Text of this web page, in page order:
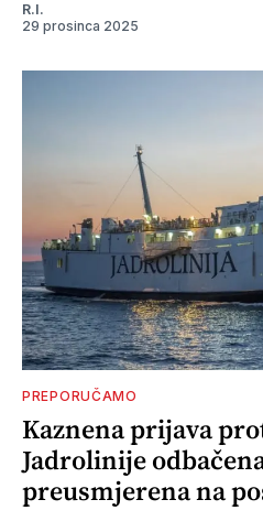
R.I.
29 prosinca 2025
PREPORUČAMO
Kaznena prijava
Jadrolinije
preusmjerena na